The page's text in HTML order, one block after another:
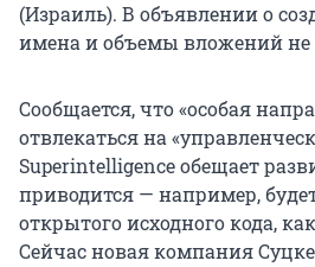
(Израиль). В объявлении о
имена и объемы вложений не
Сообщается, что «особая
отвлекаться на
Superintelligence обещает
приводится — например,
открытого исходного кода,
Сейчас новая компания